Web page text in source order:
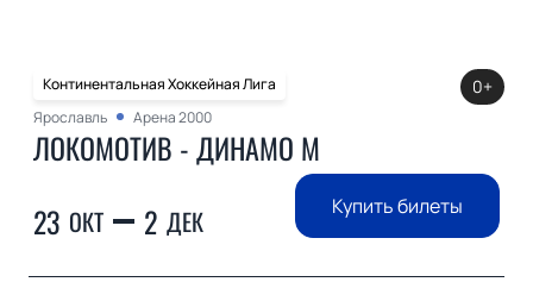
Континентальная Хоккейная Лига
Ярославль
Арена 2000
ЛОКОМОТИВ - ДИНАМО М
23 ОКТ 2 ДЕК
0+
Купить билеты